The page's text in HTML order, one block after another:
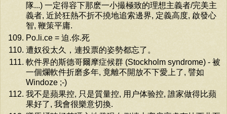
隊...) 一定得容下那麽一小撮極致的理想主義者/完美主
義者, 近於狂熱不折不撓地追索邊界, 定義高度, 啟發心
智, 鞭策平庸.
Po.li.ce = 迫.你.死
遭奴役太久，連投票的姿勢都忘了。
軟件界的斯德哥爾摩症候群 (Stockholm syndrome) - 被
一個爛軟件折磨多年, 竟離不開放不下愛上了, 譬如
Windoze ;-)
我不是蘋果控, 只是質量控, 用户体验控, 誰家做得比蘋
果好了, 我會很樂意切換.